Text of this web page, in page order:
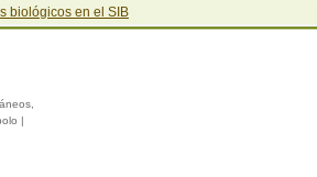
biológicos en el SIB
|